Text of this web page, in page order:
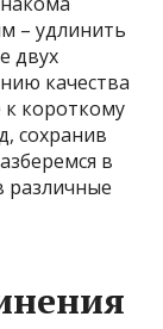
– удлинить
двух
качества
короткому
сохранив
в
различные